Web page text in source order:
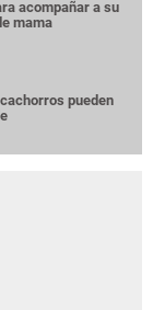
acompañar a su
mama
pueden